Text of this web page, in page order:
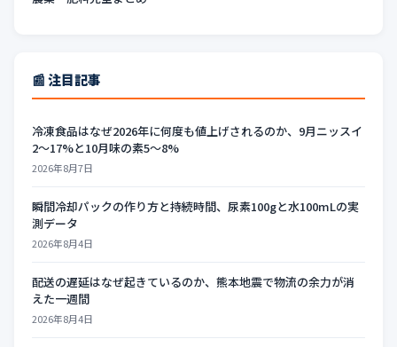
📰 注目記事
冷凍食品はなぜ2026年に何度も値上げされるのか、9月ニッスイ
2〜17%と10月味の素5〜8%
2026年8月7日
瞬間冷却パックの作り方と持続時間、尿素100gと水100mLの実
測データ
2026年8月4日
配送の遅延はなぜ起きているのか、熊本地震で物流の余力が消
えた一週間
2026年8月4日